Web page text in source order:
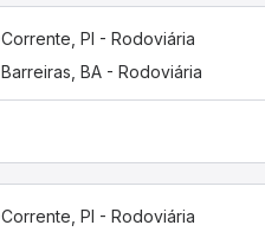
Corrente, PI - Rodoviária
Barreiras, BA - Rodoviária
Corrente, PI - Rodoviária